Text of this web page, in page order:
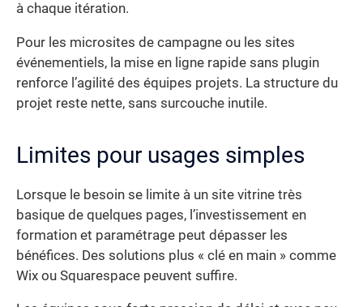
à chaque itération.
Pour les microsites de campagne ou les sites
événementiels, la mise en ligne rapide sans plugin
renforce l’agilité des équipes projets. La structure du
projet reste nette, sans surcouche inutile.
Limites pour usages simples
Lorsque le besoin se limite à un site vitrine très
basique de quelques pages, l’investissement en
formation et paramétrage peut dépasser les
bénéfices. Des solutions plus « clé en main » comme
Wix ou Squarespace peuvent suffire.